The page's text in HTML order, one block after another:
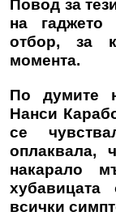
Повод за
на
отбор, за
момента.
По думите
Нанси
се
оплаквала,
накарало
всички